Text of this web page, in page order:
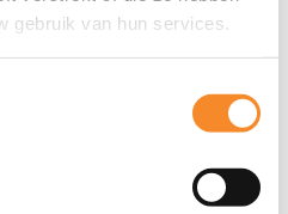
gebruik van hun services.